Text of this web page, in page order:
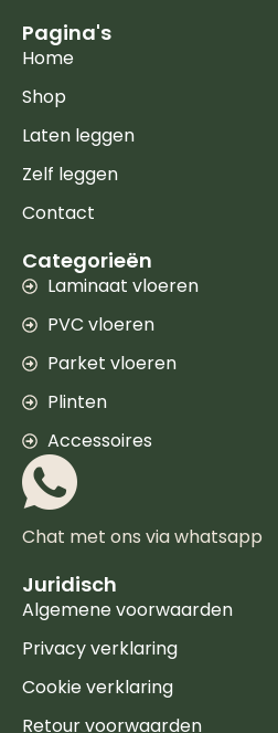
Pagina's
Home
Shop
Laten leggen
Zelf leggen
Contact
Categorieën
Laminaat vloeren
PVC vloeren
Parket vloeren
Plinten
Accessoires
Chat met ons via whatsapp
Juridisch
Algemene voorwaarden
Privacy verklaring
Cookie verklaring
Retour voorwaarden